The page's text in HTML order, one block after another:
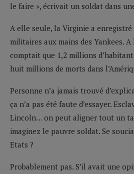
le faire », écrivait un soldat dans
A elle seule, la Virginie a enregistré
militaires aux mains des Yankees. A
comptait que 1,2 millions
huit millions de morts dans
Personne n’a jamais trouvé
ça n’a pas été faute d’essayer.
Lincoln… on peut aligner tout un
imaginez le pauvre soldat. Se
Etats ?
Probablement pas. S’il avait une